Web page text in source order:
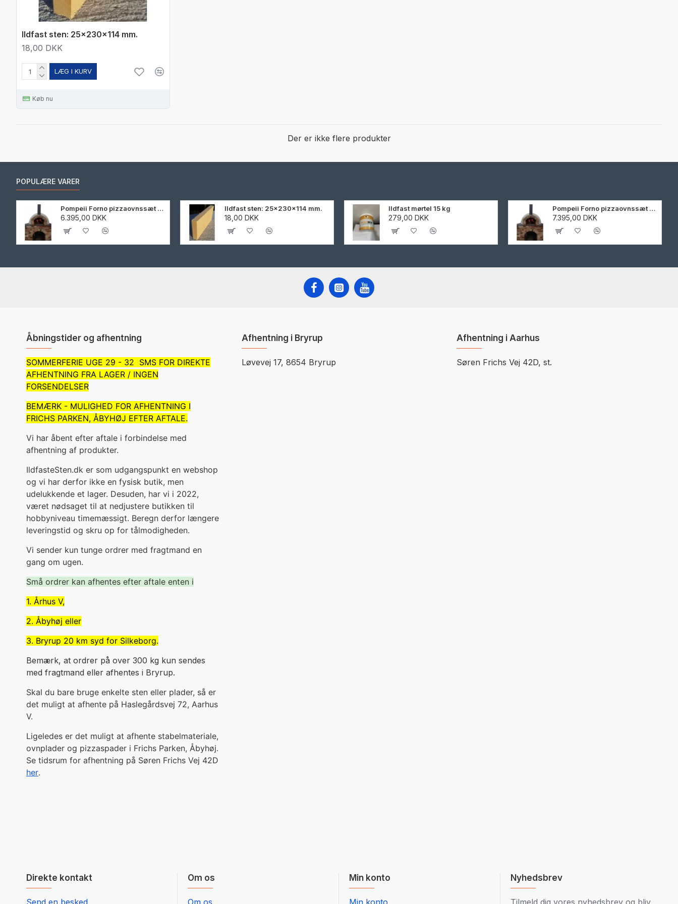
Ildfast sten: 25x230x114 mm.
18,00 DKK
LÆG I KURV
Køb nu
Der er ikke flere produkter
POPULÆRE VARER
Pompeii Forno pizzaovnssæt 90 cm
6.395,00 DKK
Ildfast sten: 25x230x114 mm.
18,00 DKK
Ildfast mørtel 15 kg
279,00 DKK
Pompeii Forno pizzaovnssæt 105 cm
7.395,00 DKK
Åbningstider og afhentning
SOMMERFERIE UGE 29 - 32 SMS FOR DIREKTE
AFHENTNING FRA LAGER / INGEN
FORSENDELSER
BEMÆRK - MULIGHED FOR AFHENTNING I
FRICHS PARKEN, ÅBYHØJ EFTER AFTALE.
Vi har åbent efter aftale i forbindelse med
afhentning af produkter.
IldfasteSten.dk er som udgangspunkt en webshop
og vi har derfor ikke en fysisk butik, men
udelukkende et lager. Desuden, har vi i 2022,
været nødsaget til at nedjustere butikken til
hobbyniveau timemæssigt. Beregn derfor længere
leveringstid og skru op for tålmodigheden.
Vi sender kun tunge ordrer med fragtmand en
gang om ugen.
Små ordrer kan afhentes efter aftale enten i
1. Århus V,
2. Åbyhøj eller
3. Bryrup 20 km syd for Silkeborg.
Bemærk, at ordrer på over 300 kg kun sendes
med fragtmand eller afhentes i Bryrup.
Skal du bare bruge enkelte sten eller plader, så er
det muligt at afhente på Haslegårdsvej 72, Aarhus
V.
Ligeledes er det muligt at afhente stabelmateriale,
ovnplader og pizzaspader i Frichs Parken, Åbyhøj.
Se tidsrum for afhentning på Søren Frichs Vej 42D
her.
Afhentning i Bryrup
Løvevej 17, 8654 Bryrup
Afhentning i Aarhus
Søren Frichs Vej 42D, st.
Direkte kontakt Om os Min konto Nyhedsbrev